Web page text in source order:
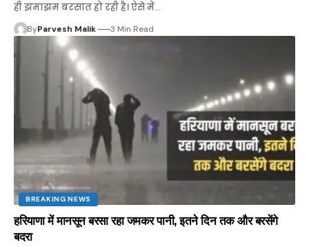
ही झमाझम बरसात हो रही है। ऐसे में…
ByParvesh Malik 3 Min Read
BREAKING NEWS
हरियाणा में मानसून बरसा रहा जमकर पानी, इतने दिन तक और बरसेंगे
बदरा